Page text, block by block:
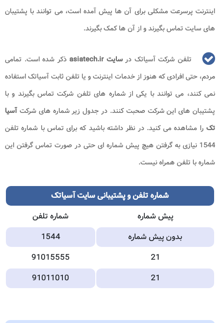
اینترنت پرسرعت مشکلی برای آن ها پیش آمده است، می توانند با پشتیبان
های سایت تماس بگیرند و از آن ها کمک بگیرند.
تلفن شرکت آسیاتک درسایتasiatech.irذکر شده است. تمامی
مردم، حتی افرادی که هنوز از خدمات اینترنت و یا تلفن ثابت آسیاتک استفاده
نمی کنند، می توانند با یکی از شماره های تلفن شرکت تماس بگیرند و با
پشتیبان های این شرکت صحبت کنند. در جدول زیر شماره های شرکت آسیا
تک را مشاهده می کنید. در نظر داشته باشید که برای تماس با شماره تلفن
1544 نیازی به گرفتن هیچ پیش شماره ای حتی در صورت تماس گرفتن این
شماره با تلفن همراه نیست.
شماره تلفن و پشتیبانی سایت آسیاتک
پیش شماره
شماره تلفن
بدون پیش شماره
1544
21
91015555
21
91011010